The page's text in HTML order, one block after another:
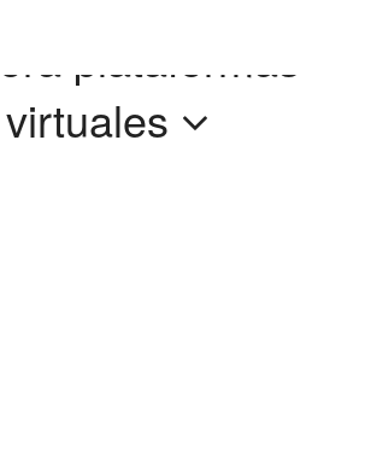
plataformas
virtuales